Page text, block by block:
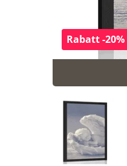
Rabatt -20%